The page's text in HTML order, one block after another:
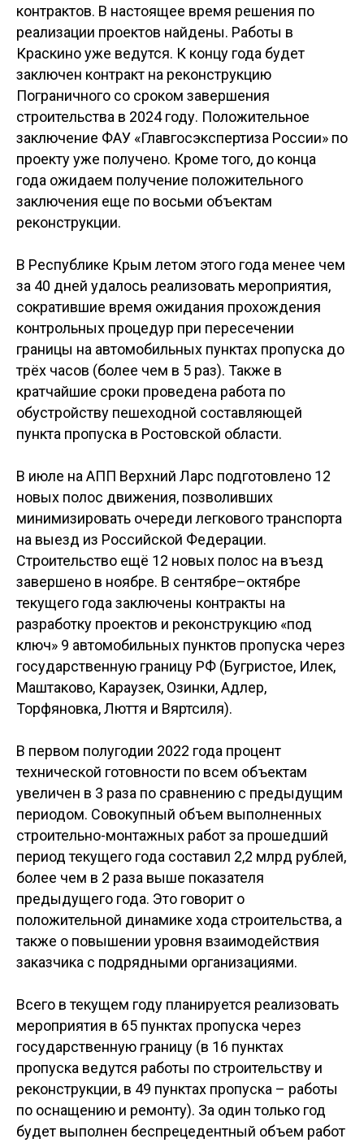
контрактов. В настоящее время решения по
реализации проектов найдены. Работы в
Краскино уже ведутся. К концу года будет
заключен контракт на реконструкцию
Пограничного со сроком завершения
строительства в 2024 году. Положительное
заключение ФАУ «Главгосэкспертиза России» по
проекту уже получено. Кроме того, до конца
года ожидаем получение положительного
заключения еще по восьми объектам
реконструкции.
В Республике Крым летом этого года менее чем
за 40 дней удалось реализовать мероприятия,
сократившие время ожидания прохождения
контрольных процедур при пересечении
границы на автомобильных пунктах пропуска до
трёх часов (более чем в 5 раз). Также в
кратчайшие сроки проведена работа по
обустройству пешеходной составляющей
пункта пропуска в Ростовской области.
В июле на АПП Верхний Ларс подготовлено 12
новых полос движения, позволивших
минимизировать очереди легкового транспорта
на выезд из Российской Федерации.
Строительство ещё 12 новых полос на въезд
завершено в ноябре. В сентябре–октябре
текущего года заключены контракты на
разработку проектов и реконструкцию «под
ключ» 9 автомобильных пунктов пропуска через
государственную границу РФ (Бугристое, Илек,
Маштаково, Караузек, Озинки, Адлер,
Торфяновка, Люття и Вяртсиля).
В первом полугодии 2022 года процент
технической готовности по всем объектам
увеличен в 3 раза по сравнению с предыдущим
периодом. Совокупный объем выполненных
строительно-монтажных работ за прошедший
период текущего года составил 2,2 млрд рублей,
более чем в 2 раза выше показателя
предыдущего года. Это говорит о
положительной динамике хода строительства, а
также о повышении уровня взаимодействия
заказчика с подрядными организациями.
Всего в текущем году планируется реализовать
мероприятия в 65 пунктах пропуска через
государственную границу (в 16 пунктах
пропуска ведутся работы по строительству и
реконструкции, в 49 пунктах пропуска – работы
по оснащению и ремонту). За один только год
будет выполнен беспрецедентный объем работ